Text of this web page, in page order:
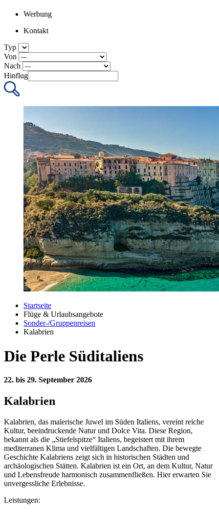
Werbung
Kontakt
Typ
Von
Nach
Hinflug
Startseite
Flüge & Urlaubsangebote
Sonder-/Gruppenreisen
Kalabrien
Die Perle Süditaliens
22. bis 29. September 2026
Kalabrien
Kalabrien, das malerische Juwel im Süden Italiens, vereint reiche
Kultur, beeindruckende Natur und Dolce Vita. Diese Region,
bekannt als die „Stiefelspitze“ Italiens, begeistert mit ihrem
mediterranen Klima und vielfältigen Landschaften. Die bewegte
Geschichte Kalabriens zeigt sich in historischen Städten und
archäologischen Stätten. Kalabrien ist ein Ort, an dem Kultur, Natur
und Lebensfreude harmonisch zusammenfließen. Hier erwarten Sie
unvergessliche Erlebnisse.
Leistungen: